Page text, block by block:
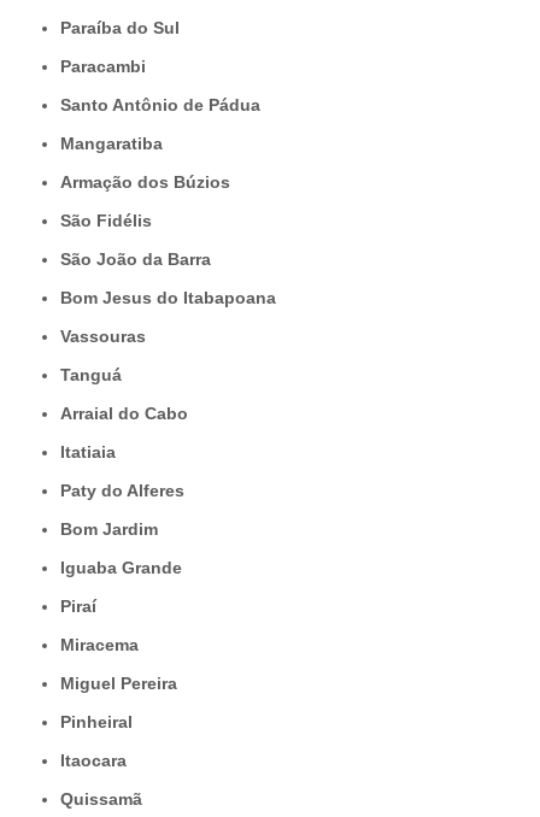
Paraíba do Sul
Paracambi
Santo Antônio de Pádua
Mangaratiba
Armação dos Búzios
São Fidélis
São João da Barra
Bom Jesus do Itabapoana
Vassouras
Tanguá
Arraial do Cabo
Itatiaia
Paty do Alferes
Bom Jardim
Iguaba Grande
Piraí
Miracema
Miguel Pereira
Pinheiral
Itaocara
Quissamã